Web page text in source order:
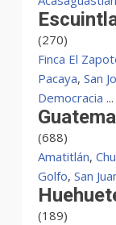
(270)
Finca El
Pacaya, San
Democracia ...
(688)
Amatitlán,
Golfo, San
(189)